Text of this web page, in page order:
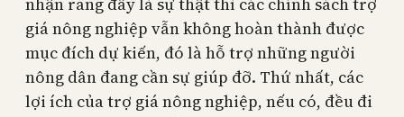
giá nông nghiệp vẫn không hoàn thành được
mục đích dự kiến, đó là hỗ trợ những người
nông dân đang cần sự giúp đỡ. Thứ nhất, các
lợi ích của trợ giá nông nghiệp, nếu có, đều đi